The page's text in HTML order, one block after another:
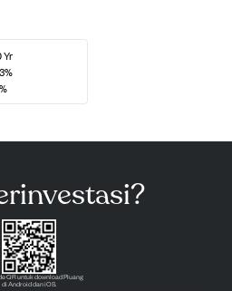
Yr
QR untuk download Pluang
di Android dan iOS.